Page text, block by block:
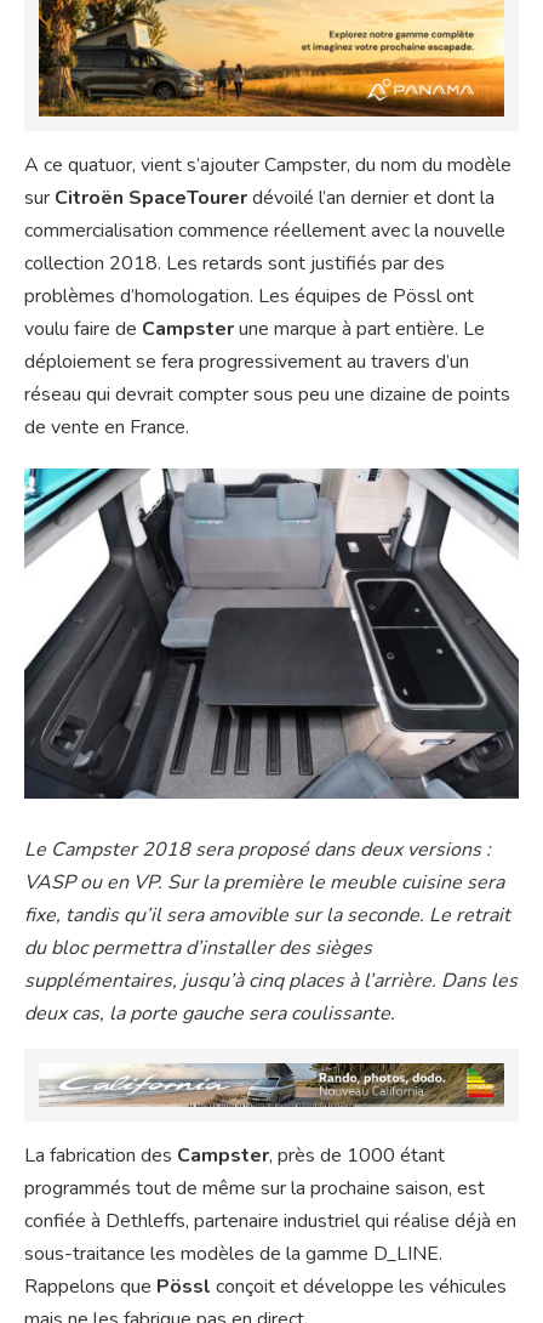
A ce quatuor, vient s’ajouter Campster, du nom du modèle
sur Citroën SpaceTourerdévoilé l’an dernier et dont la
commercialisation commence réellement avec la nouvelle
collection 2018. Les retards sont justifiés par des
problèmes d’homologation. Les équipes de Pössl ont
voulu faire de Campsterune marque à part entière. Le
déploiement se fera progressivement au travers d’un
réseau qui devrait compter sous peu une dizaine de points
de vente en France.
Le Campster 2018 sera proposé dans deux versions :
VASP ou en VP. Sur la première le meuble cuisine sera
fixe, tandis qu’il sera amovible sur la seconde. Le retrait
du bloc permettra d’installer des sièges
supplémentaires, jusqu’à cinq places à l’arrière. Dans les
deux cas, la porte gauche sera coulissante.
La fabrication des Campster, près de 1000 étant
programmés tout de même sur la prochaine saison, est
confiée à Dethleffs, partenaire industriel qui réalise déjà en
sous-traitance les modèles de la gamme D_LINE.
Rappelons que Pössl conçoit et développe les véhicules